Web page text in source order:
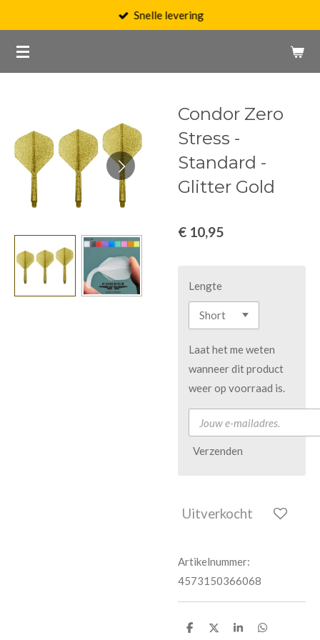
naar
de
Snelle levering
Condor Zero
Stress -
Standard -
Glitter Gold
€ 10,95
Lengte
Laat het me weten
wanneer dit product
weer op voorraad is.
Verzenden
Uitverkocht
Artikelnummer:
4573150366068
D
D
S
D